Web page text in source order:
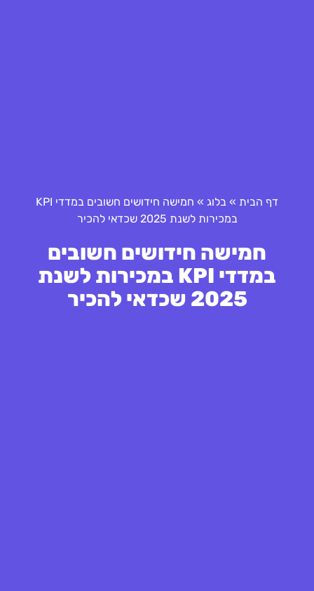
דף הבית » בלוג »
חמישה חידושים חשובים במדדי KPI
במכירות לשנת 2025 שכדאי להכיר
חמישה חידושים חשובים
במדדי KPI במכירות לשנת
2025 שכדאי להכיר